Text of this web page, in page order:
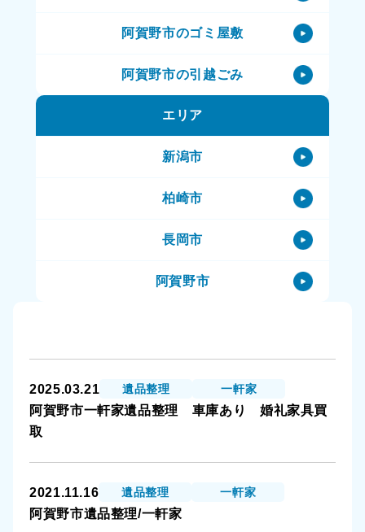
2025.03.21 遺品整理 一軒家
阿賀野市一軒家遺品整理 車庫あり 婚礼家具買
取
2021.11.16 遺品整理 一軒家
阿賀野市遺品整理/一軒家
阿賀野市のゴミ屋敷
阿賀野市の引越ごみ
阿賀野市の不用品処理
阿賀野市のハウスクリーニング
阿賀野市の特殊清掃
阿賀野市の生前整理（終活）
阿賀野市の空き家
阿賀野市の公共住宅（市営住宅）
エリア
新潟市
柏崎市
長岡市
阿賀野市
小千谷市
三条市
十日町市